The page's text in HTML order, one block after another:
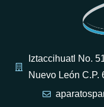
Iztaccihuatl No.
Nuevo León C.P.